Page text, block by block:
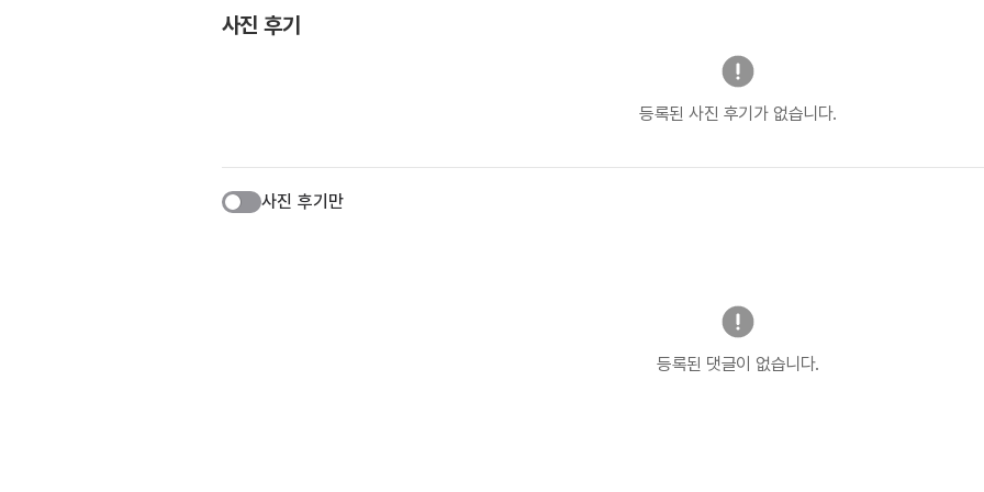
사진 후기
등록된 사진 후기가 없습니다.
사진 후기만
등록된 댓글이 없습니다.